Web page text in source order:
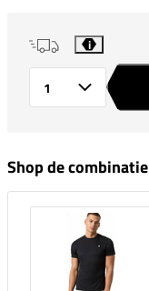
i
Shop de combinatie